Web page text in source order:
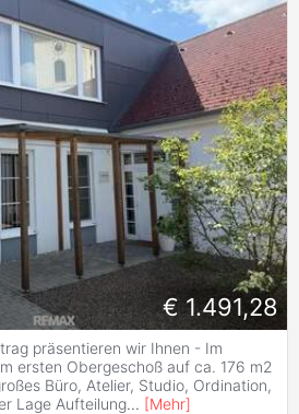
€ 1.491,28
präsentieren wir Ihnen - Im
ersten Obergeschoß auf ca. 176 m2
Büro, Atelier, Studio, Ordination,
Lage Aufteilung... [Mehr]